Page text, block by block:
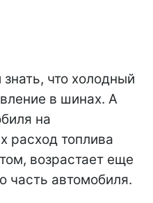
что холодный
в шинах. А
на
расход топлива
возрастает еще
часть автомобиля.